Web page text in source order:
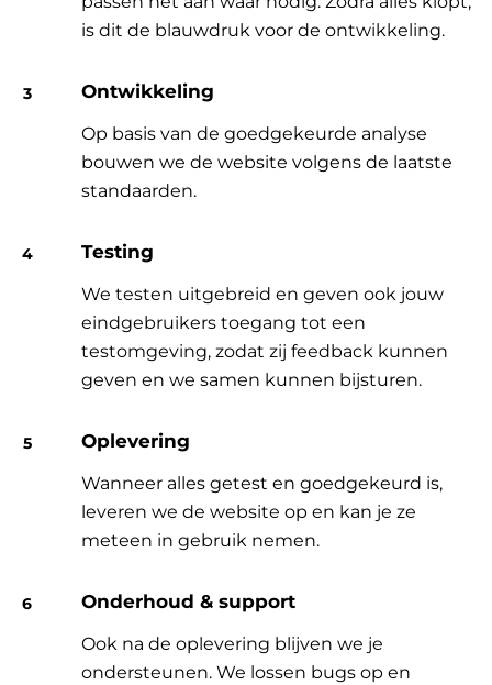
is dit de blauwdruk voor de ontwikkeling.
Ontwikkeling
Op basis van de goedgekeurde analyse
bouwen we de website volgens de laatste
standaarden.
Testing
We testen uitgebreid en geven ook jouw
eindgebruikers toegang tot een
testomgeving, zodat zij feedback kunnen
geven en we samen kunnen bijsturen.
Oplevering
Wanneer alles getest en goedgekeurd is,
leveren we de website op en kan je ze
meteen in gebruik nemen.
Onderhoud & support
Ook na de oplevering blijven we je
ondersteunen. We lossen bugs op en